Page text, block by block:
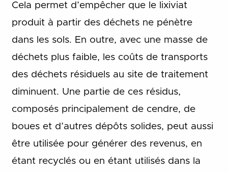
Cela permet d’empêcher que le lixiviat
produit à partir des déchets ne pénètre
dans les sols. En outre, avec une masse de
déchets plus faible, les coûts de transports
des déchets résiduels au site de traitement
diminuent. Une partie de ces résidus,
composés principalement de cendre, de
boues et d’autres dépôts solides, peut aussi
être utilisée pour générer des revenus, en
étant recyclés ou en étant utilisés dans la